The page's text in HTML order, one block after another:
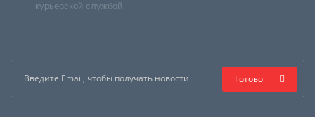
курьерской службой
Готово